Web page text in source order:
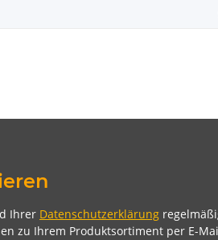
Ihrer Datenschutzerklärung
zu Ihrem Produktsortiment per E-